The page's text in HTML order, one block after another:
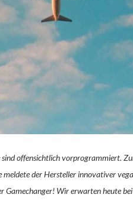
offensichtlich vorprogrammiert.
der Hersteller innovativer
Wir erwarten heute